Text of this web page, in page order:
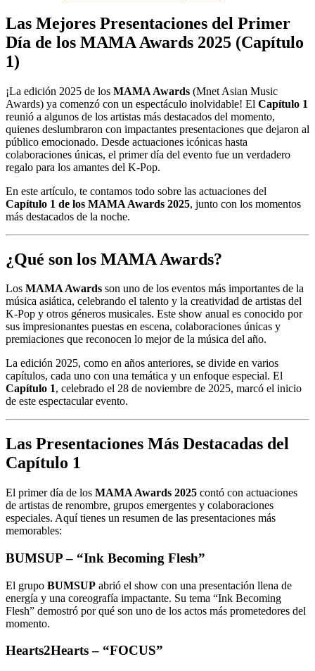
Las Mejores Presentaciones del Primer
Día de los MAMA Awards 2025 (Capítulo
1)
¡La edición 2025 de los MAMA Awards (Mnet Asian Music
Awards) ya comenzó con un espectáculo inolvidable! El Capítulo 1
reunió a algunos de los artistas más destacados del momento,
quienes deslumbraron con impactantes presentaciones que dejaron al
público emocionado. Desde actuaciones icónicas hasta
colaboraciones únicas, el primer día del evento fue un verdadero
regalo para los amantes del K-Pop.
En este artículo, te contamos todo sobre las actuaciones del
Capítulo 1 de los MAMA Awards 2025, junto con los momentos
más destacados de la noche.
¿Qué son los MAMA Awards?
Los MAMA Awards son uno de los eventos más importantes de la
música asiática, celebrando el talento y la creatividad de artistas del
K-Pop y otros géneros musicales. Este show anual es conocido por
sus impresionantes puestas en escena, colaboraciones únicas y
premiaciones que reconocen lo mejor de la música del año.
La edición 2025, como en años anteriores, se divide en varios
capítulos, cada uno con una temática y un enfoque especial. El
Capítulo 1, celebrado el 28 de noviembre de 2025, marcó el inicio
de este espectacular evento.
Las Presentaciones Más Destacadas del
Capítulo 1
El primer día de los MAMA Awards 2025 contó con actuaciones
de artistas de renombre, grupos emergentes y colaboraciones
especiales. Aquí tienes un resumen de las presentaciones más
memorables:
BUMSUP – “Ink Becoming Flesh”
El grupo BUMSUP abrió el show con una presentación llena de
energía y una coreografía impactante. Su tema “Ink Becoming
Flesh” demostró por qué son uno de los actos más prometedores del
momento.
Hearts2Hearts – “FOCUS”